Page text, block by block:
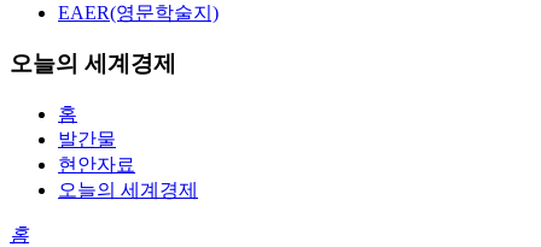
EAER(영문학술지)
오늘의 세계경제
홈
발간물
현안자료
오늘의 세계경제
홈